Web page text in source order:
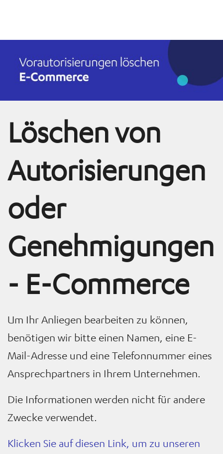
Löschen von
Autorisierungen
oder
Genehmigungen
- E-Commerce
Um Ihr Anliegen bearbeiten zu können,
benötigen wir bitte einen Namen, eine E-
Mail-Adresse und eine Telefonnummer eines
Ansprechpartners in Ihrem Unternehmen.
Die Informationen werden nicht für andere
Zwecke verwendet.
Klicken Sie auf diesen Link, um zu unseren